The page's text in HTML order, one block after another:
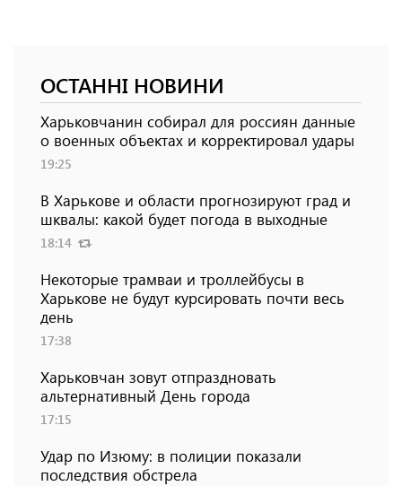
ОСТАННІ НОВИНИ
Харьковчанин собирал для россиян данные
о военных объектах и ​​корректировал удары
19:25
В Харькове и области прогнозируют град и
шквалы: какой будет погода в выходные
18:14
Некоторые трамваи и троллейбусы в
Харькове не будут курсировать почти весь
день
17:38
Харьковчан зовут отпраздновать
альтернативный День города
17:15
Удар по Изюму: в полиции показали
последствия обстрела